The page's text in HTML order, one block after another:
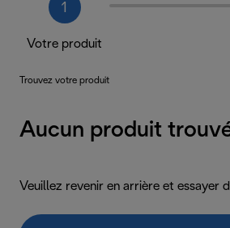
1
Votre produit
Trouvez votre produit
Aucun produit
Veuillez revenir en arrière et essayer